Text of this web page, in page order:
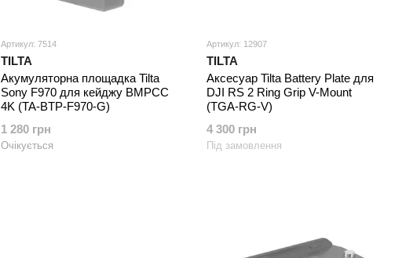
Артикул: 7514
TILTA
Акумуляторна площадка Tilta
Sony F970 для кейджу BMPCC
4K (TA-BTP-F970-G)
1 280 грн
Очікується
Артикул: 12907
TILTA
Аксесуар Tilta Battery Plate для
DJI RS 2 Ring Grip V-Mount
(TGA-RG-V)
4 300 грн
Під замовлення